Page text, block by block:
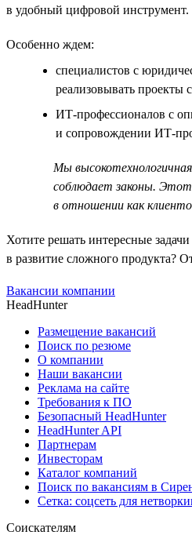
в удобный цифровой инструмент.
Особенно ждем:
специалистов с
реализовывать проекты
ИТ-профессионалов с
и сопровождении ИТ-
Мы
соблюдает законы.
в отношении как
Хотите решать интересные
в развитие сложного продукта?
Вакансии компании
HeadHunter
Размещение вакансий
Поиск по резюме
О компании
Наши вакансии
Реклама на сайте
Требования к ПО
Безопасный HeadHunter
HeadHunter API
Партнерам
Инвесторам
Каталог компаний
Поиск по вакансиям в
Сетка: соцсеть для
Соискателям